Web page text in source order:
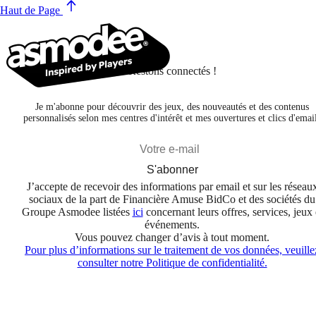
Haut de Page
Restons connectés !
Je m'abonne pour découvrir des jeux, des nouveautés et des contenus
personnalisés selon mes centres d'intérêt et mes ouvertures et clics
S'abonner
J’accepte de recevoir des informations par email et sur les
sociaux de la part de Financière Amuse BidCo et des sociétés du
Groupe Asmodee listées ici concernant leurs offres, services, jeux
événements.
Vous pouvez changer d’avis à tout moment.
Pour plus d’informations sur le traitement de vos données,
consulter notre Politique de confidentialité.